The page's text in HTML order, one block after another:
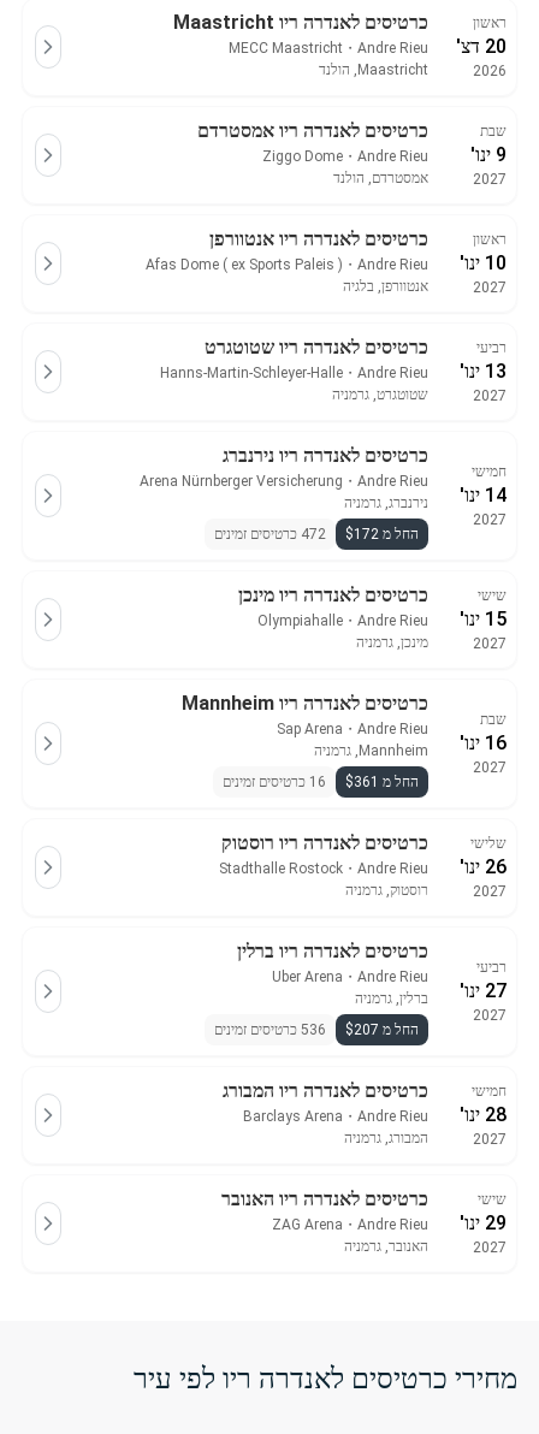
ראשון
20 דצ'
2026
כרטיסים לאנדרה ריו Maastricht
Andre Rieu
・
MECC Maastricht
Maastricht, הולנד
שבת
9 ינו'
2027
כרטיסים לאנדרה ריו אמסטרדם
Andre Rieu
・
Ziggo Dome
אמסטרדם, הולנד
ראשון
10 ינו'
2027
כרטיסים לאנדרה ריו אנטוורפן
Andre Rieu
・
Afas Dome ( ex Sports Paleis )
אנטוורפן, בלגיה
רביעי
13 ינו'
2027
כרטיסים לאנדרה ריו שטוטגרט
Andre Rieu
・
Hanns-Martin-Schleyer-Halle
שטוטגרט, גרמניה
חמישי
14 ינו'
2027
כרטיסים לאנדרה ריו נירנברג
Andre Rieu
・
Arena Nürnberger Versicherung
נירנברג, גרמניה
החל מ $172
472 כרטיסים זמינים
שישי
15 ינו'
2027
כרטיסים לאנדרה ריו מינכן
Andre Rieu
・
Olympiahalle
מינכן, גרמניה
שבת
16 ינו'
2027
כרטיסים לאנדרה ריו Mannheim
Andre Rieu
・
Sap Arena
Mannheim, גרמניה
החל מ $361
16 כרטיסים זמינים
שלישי
26 ינו'
2027
כרטיסים לאנדרה ריו רוסטוק
Andre Rieu
・
Stadthalle Rostock
רוסטוק, גרמניה
רביעי
27 ינו'
2027
כרטיסים לאנדרה ריו ברלין
Andre Rieu
・
Uber Arena
ברלין, גרמניה
החל מ $207
536 כרטיסים זמינים
חמישי
28 ינו'
2027
כרטיסים לאנדרה ריו המבורג
Andre Rieu
・
Barclays Arena
המבורג, גרמניה
שישי
29 ינו'
2027
כרטיסים לאנדרה ריו האנובר
Andre Rieu
・
ZAG Arena
האנובר, גרמניה
מחירי כרטיסים לאנדרה ריו לפי עיר